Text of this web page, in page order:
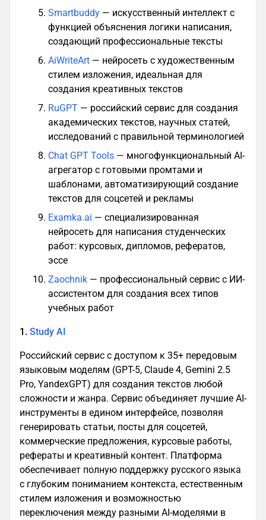
Smartbuddy — искусственный интеллект с
функцией объяснения логики написания,
создающий профессиональные тексты
AiWriteArt — нейросеть с художественным
стилем изложения, идеальная для
создания креативных текстов
RuGPT — российский сервис для создания
академических текстов, научных статей,
исследований с правильной терминологией
Chat GPT Tools — многофункциональный AI-
агрегатор с готовыми промтами и
шаблонами, автоматизирующий создание
текстов для соцсетей и рекламы
Examka.ai — специализированная
нейросеть для написания студенческих
работ: курсовых, дипломов, рефератов,
эссе
Zaochnik — профессиональный сервис с ИИ-
ассистентом для создания всех типов
учебных работ
1. Study AI
Российский сервис с доступом к 35+ передовым
языковым моделям (GPT-5, Claude 4, Gemini 2.5
Pro, YandexGPT) для создания текстов любой
сложности и жанра. Сервис объединяет лучшие AI-
инструменты в едином интерфейсе, позволяя
генерировать статьи, посты для соцсетей,
коммерческие предложения, курсовые работы,
рефераты и креативный контент. Платформа
обеспечивает полную поддержку русского языка
с глубоким пониманием контекста, естественным
стилем изложения и возможностью
переключения между разными AI-моделями в